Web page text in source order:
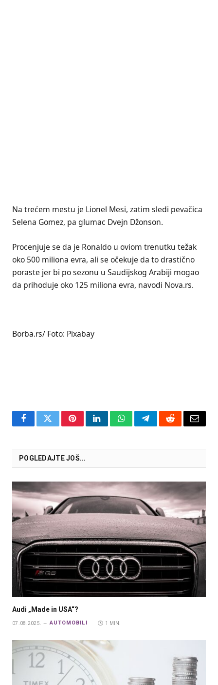
Na trećem mestu je Lionel Mesi, zatim sledi pevačica
Selena Gomez, pa glumac Dvejn Džonson.
Procenjuje se da je Ronaldo u oviom trenutku težak
oko 500 miliona evra, ali se očekuje da to drastično
poraste jer bi po sezonu u Saudijskog Arabiji mogao
da prihoduje oko 125 miliona evra, navodi Nova.rs.
Borba.rs/ Foto: Pixabay
FacebookTwitterPinterestLinkedInWhatsAppTelegramRedditEmail
POGLEDAJTE JOŠ...
Audi „Made in USA“?
07.08.2025. AUTOMOBILI 1 MIN.